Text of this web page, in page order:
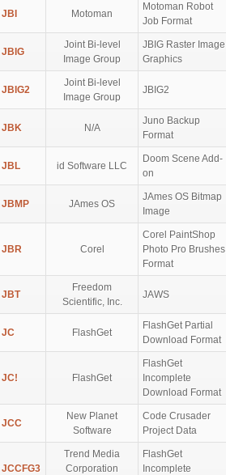
JBI Motoman
Motoman Robot
Job Format
JBIG
Joint Bi-level
Image Group
JBIG Raster Image
Graphics
JBIG2
Joint Bi-level
Image Group
JBIG2
JBK N/A
Juno Backup
Format
JBL id Software LLC
Doom Scene Add-
on
JBMP JAmes OS
JAmes OS Bitmap
Image
JBR Corel
Corel PaintShop
Photo Pro Brushes
Format
JBT
Freedom
Scientific, Inc.
JAWS
JC FlashGet
FlashGet Partial
Download Format
JC! FlashGet
FlashGet
Incomplete
Download Format
JCC
New Planet
Software
Code Crusader
Project Data
JCCFG3
Trend Media
Corporation
FlashGet
Incomplete